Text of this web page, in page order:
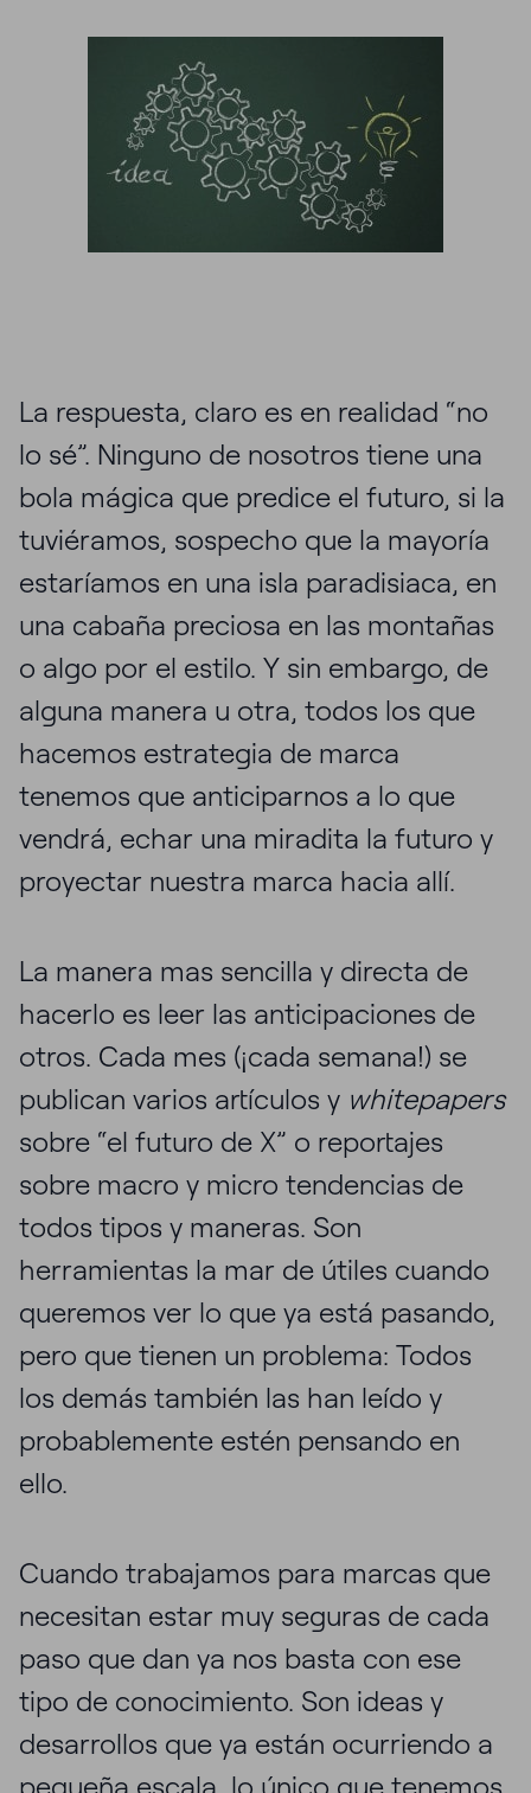
La respuesta, claro es en realidad “no
lo sé”. Ninguno de nosotros tiene una
bola mágica que predice el futuro, si la
tuviéramos, sospecho que la mayoría
estaríamos en una isla paradisiaca, en
una cabaña preciosa en las montañas
o algo por el estilo. Y sin embargo, de
alguna manera u otra, todos los que
hacemos estrategia de marca
tenemos que anticiparnos a lo que
vendrá, echar una miradita la futuro y
proyectar nuestra marca hacia allí.
La manera mas sencilla y directa de
hacerlo es leer las anticipaciones de
otros. Cada mes (¡cada semana!) se
publican varios artículos y whitepapers
sobre “el futuro de X” o reportajes
sobre macro y micro tendencias de
todos tipos y maneras. Son
herramientas la mar de útiles cuando
queremos ver lo que ya está pasando,
pero que tienen un problema: Todos
los demás también las han leído y
probablemente estén pensando en
ello.
Cuando trabajamos para marcas que
necesitan estar muy seguras de cada
paso que dan ya nos basta con ese
tipo de conocimiento. Son ideas y
desarrollos que ya están ocurriendo a